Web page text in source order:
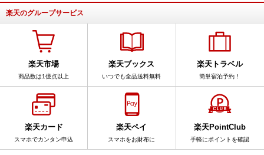
楽天のグループサービス
楽天市場
商品数は1億点以上
楽天ブックス
いつでも全品送料無料
楽天トラベル
簡単宿泊予約！
楽天カード
スマホでカンタン申込
楽天ペイ
スマホをお財布に
楽天PointClub
手軽にポイントを確認